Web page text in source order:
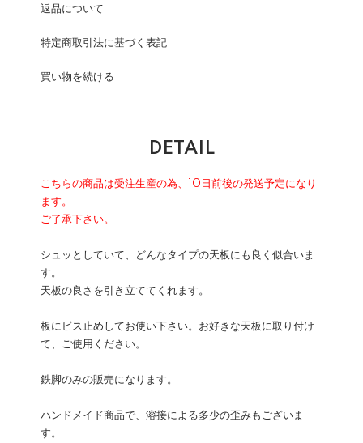
返品について
特定商取引法に基づく表記
買い物を続ける
DETAIL
こちらの商品は受注生産の為、10日前後の発送予定になり
ます。
ご了承下さい。
シュッとしていて、どんなタイプの天板にも良く似合いま
す。
天板の良さを引き立ててくれます。
板にビス止めしてお使い下さい。お好きな天板に取り付け
て、ご使用ください。
鉄脚のみの販売になります。
ハンドメイド商品で、溶接による多少の歪みもございま
す。